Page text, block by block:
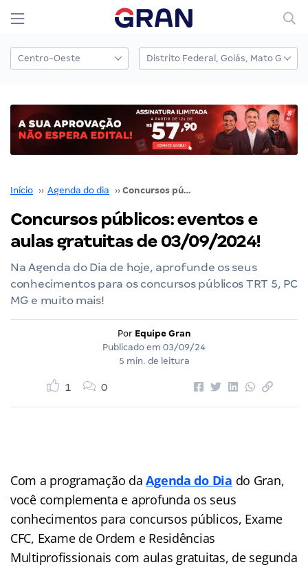
Início ›› Agenda do dia ›› Concursos públicos: eventos e aulas gratuitas de 03/09/2024!
Concursos públicos: eventos e
aulas gratuitas de 03/09/2024!
Na Agenda do Dia de hoje, aprofunde os seus
conhecimentos para os concursos públicos TRT 5, PC
MG e muito mais!
Por Equipe Gran
Publicado em 03/09/24
5 min. de leitura
1 0
Com a programação daAgenda do Dia do Gran,
você complementa e aprofunda os seus
conhecimentos para concursos públicos, Exame
CFC, Exame de Ordem e Residências
Multiprofissionais com aulas gratuitas, de segunda